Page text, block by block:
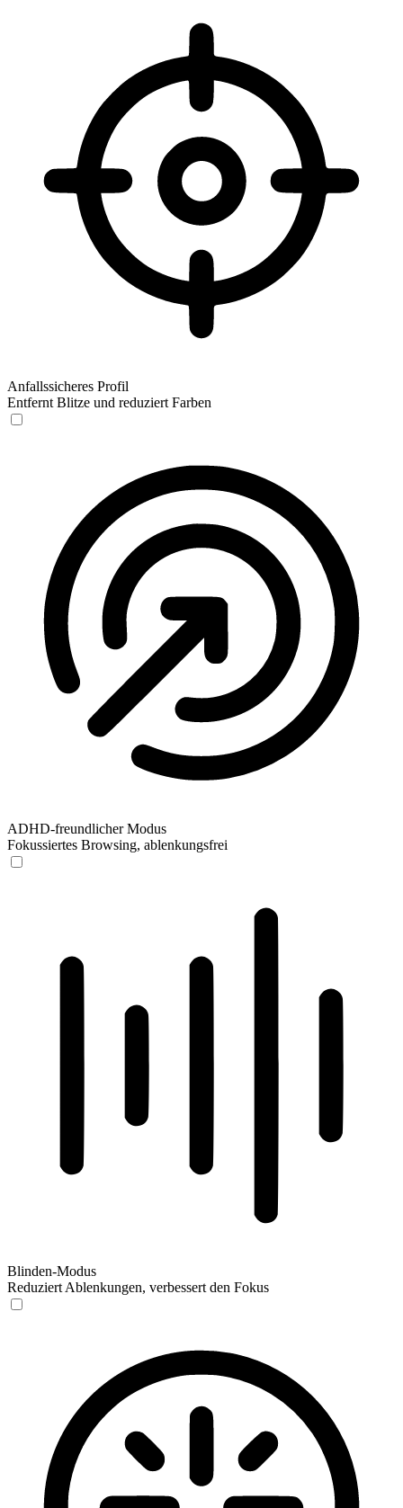
Anfallssicheres Profil
Entfernt Blitze und reduziert Farben
ADHD-freundlicher Modus
Fokussiertes Browsing, ablenkungsfrei
Blinden-Modus
Reduziert Ablenkungen, verbessert den Fokus